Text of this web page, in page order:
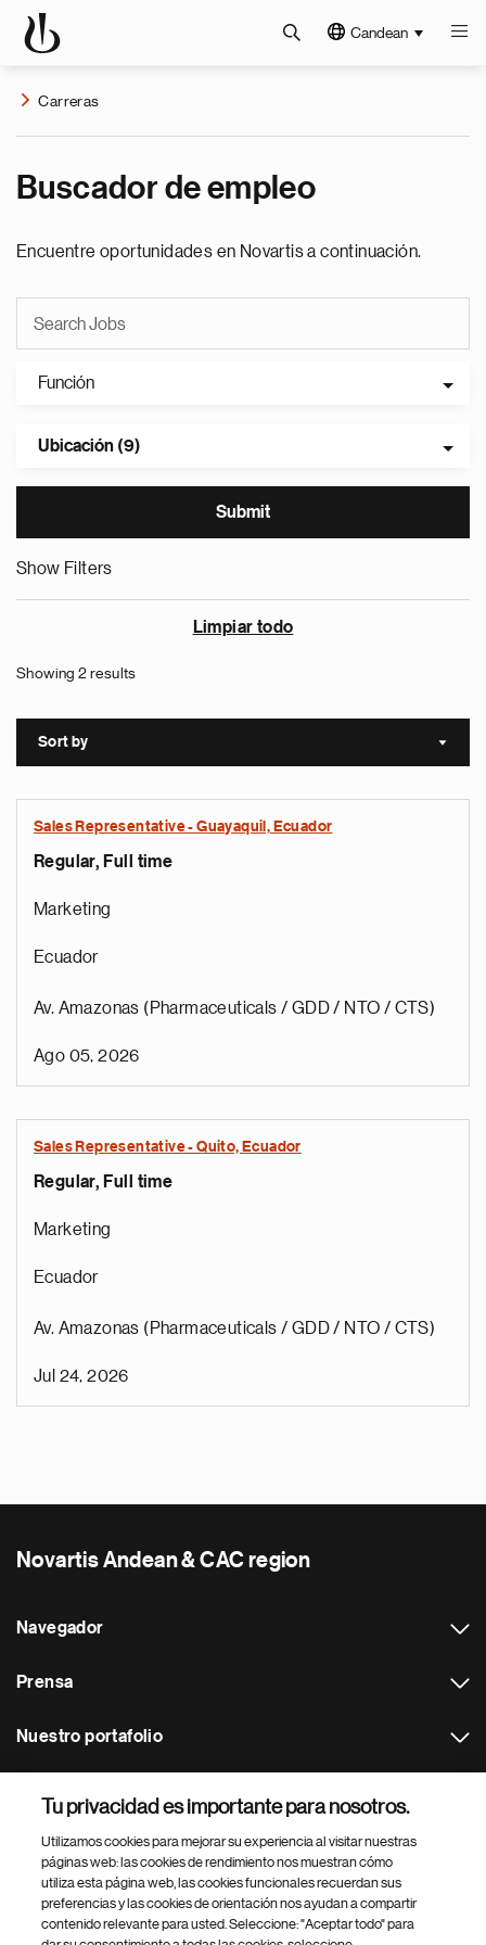
Candean
Carreras
Buscador de empleo
Encuentre oportunidades en Novartis a continuación.
Función
Ubicación (9)
Show Filters
Limpiar todo
Showing 2 results
Sort by Sort
Sales Representative - Guayaquil, Ecuador
Regular, Full time
Marketing
Ecuador
Av. Amazonas (Pharmaceuticals / GDD / NTO / CTS)
Ago 05, 2026
Sales Representative - Quito, Ecuador
Regular, Full time
Marketing
Ecuador
Av. Amazonas (Pharmaceuticals / GDD / NTO / CTS)
Jul 24, 2026
Novartis Andean & CAC region
Navegador
Prensa
Nuestro portafolio
Footer Site Search
Tu privacidad es importante para nosotros.
Utilizamos cookies para mejorar su experiencia al visitar nuestras
páginas web: las cookies de rendimiento nos muestran cómo
utiliza esta página web, las cookies funcionales recuerdan sus
preferencias y las cookies de orientación nos ayudan a compartir
contenido relevante para usted. Seleccione: "Aceptar todo" para